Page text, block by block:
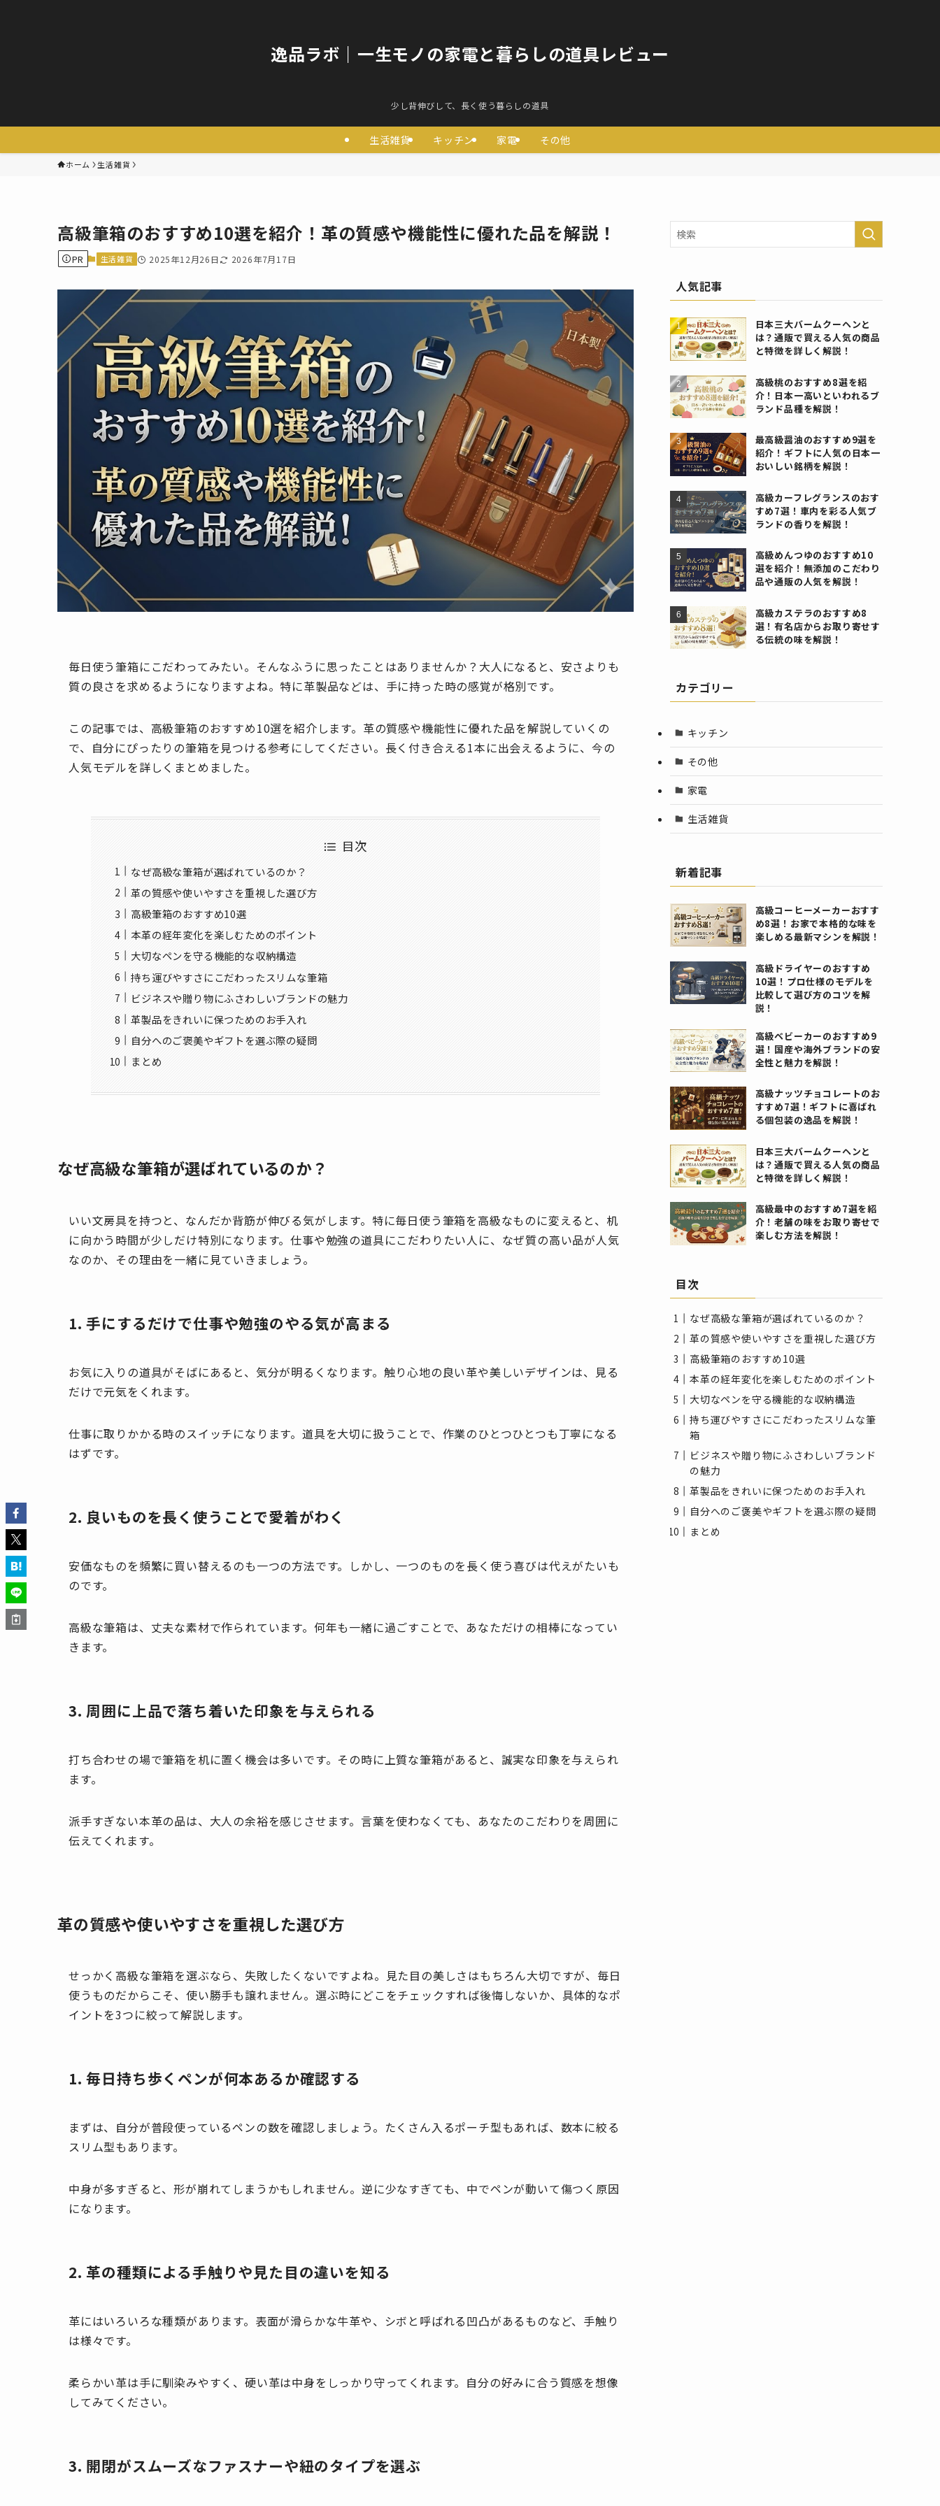
逸品ラボ｜一生モノの家電と暮らしの道具レビュー
少し背伸びして、長く使う暮らしの道具
生活雑貨 キッチン 家電 その他
ホーム 生活雑貨
高級筆箱のおすすめ10選を紹介！革の質感や機能性に優れた品を解説！
PR 生活雑貨 2025年12月26日 2026年7月17日
毎日使う筆箱にこだわってみたい。そんなふうに思ったことはありませんか？大人になると、安さよりも
質の良さを求めるようになりますよね。特に革製品などは、手に持った時の感覚が格別です。
この記事では、高級筆箱のおすすめ10選を紹介します。革の質感や機能性に優れた品を解説していくの
で、自分にぴったりの筆箱を見つける参考にしてください。長く付き合える1本に出会えるように、今の
人気モデルを詳しくまとめました。
目次
なぜ高級な筆箱が選ばれているのか？
革の質感や使いやすさを重視した選び方
高級筆箱のおすすめ10選
本革の経年変化を楽しむためのポイント
大切なペンを守る機能的な収納構造
持ち運びやすさにこだわったスリムな筆箱
ビジネスや贈り物にふさわしいブランドの魅力
革製品をきれいに保つためのお手入れ
自分へのご褒美やギフトを選ぶ際の疑問
まとめ
なぜ高級な筆箱が選ばれているのか？
いい文房具を持つと、なんだか背筋が伸びる気がします。特に毎日使う筆箱を高級なものに変えると、机
に向かう時間が少しだけ特別になります。仕事や勉強の道具にこだわりたい人に、なぜ質の高い品が人気
なのか、その理由を一緒に見ていきましょう。
1. 手にするだけで仕事や勉強のやる気が高まる
お気に入りの道具がそばにあると、気分が明るくなります。触り心地の良い革や美しいデザインは、見る
だけで元気をくれます。
仕事に取りかかる時のスイッチになります。道具を大切に扱うことで、作業のひとつひとつも丁寧になる
はずです。
2. 良いものを長く使うことで愛着がわく
安価なものを頻繁に買い替えるのも一つの方法です。しかし、一つのものを長く使う喜びは代えがたいも
のです。
高級な筆箱は、丈夫な素材で作られています。何年も一緒に過ごすことで、あなただけの相棒になってい
きます。
3. 周囲に上品で落ち着いた印象を与えられる
打ち合わせの場で筆箱を机に置く機会は多いです。その時に上質な筆箱があると、誠実な印象を与えられ
ます。
派手すぎない本革の品は、大人の余裕を感じさせます。言葉を使わなくても、あなたのこだわりを周囲に
伝えてくれます。
革の質感や使いやすさを重視した選び方
せっかく高級な筆箱を選ぶなら、失敗したくないですよね。見た目の美しさはもちろん大切ですが、毎日
使うものだからこそ、使い勝手も譲れません。選ぶ時にどこをチェックすれば後悔しないか、具体的なポ
イントを3つに絞って解説します。
1. 毎日持ち歩くペンが何本あるか確認する
まずは、自分が普段使っているペンの数を確認しましょう。たくさん入るポーチ型もあれば、数本に絞る
スリム型もあります。
中身が多すぎると、形が崩れてしまうかもしれません。逆に少なすぎても、中でペンが動いて傷つく原因
になります。
2. 革の種類による手触りや見た目の違いを知る
革にはいろいろな種類があります。表面が滑らかな牛革や、シボと呼ばれる凹凸があるものなど、手触り
は様々です。
柔らかい革は手に馴染みやすく、硬い革は中身をしっかり守ってくれます。自分の好みに合う質感を想像
してみてください。
3. 開閉がスムーズなファスナーや紐のタイプを選ぶ
人気記事
日本三大バームクーヘンと
は？通販で買える人気の商品
と特徴を詳しく解説！
高級桃のおすすめ8選を紹
介！日本一高いといわれるブ
ランド品種を解説！
最高級醤油のおすすめ9選を
紹介！ギフトに人気の日本一
おいしい銘柄を解説！
高級カーフレグランスのおす
すめ7選！車内を彩る人気ブ
ランドの香りを解説！
高級めんつゆのおすすめ10
選を紹介！無添加のこだわり
品や通販の人気を解説！
高級カステラのおすすめ8
選！有名店からお取り寄せす
る伝統の味を解説！
カテゴリー
キッチン
その他
家電
生活雑貨
新着記事
高級コーヒーメーカーおすす
め8選！お家で本格的な味を
楽しめる最新マシンを解説！
高級ドライヤーのおすすめ
10選！プロ仕様のモデルを
比較して選び方のコツを解
説！
高級ベビーカーのおすすめ9
選！国産や海外ブランドの安
全性と魅力を解説！
高級ナッツチョコレートのお
すすめ7選！ギフトに喜ばれ
る個包装の逸品を解説！
日本三大バームクーヘンと
は？通販で買える人気の商品
と特徴を詳しく解説！
高級最中のおすすめ7選を紹
介！老舗の味をお取り寄せで
楽しむ方法を解説！
目次
なぜ高級な筆箱が選ばれているのか？
革の質感や使いやすさを重視した選び方
高級筆箱のおすすめ10選
本革の経年変化を楽しむためのポイント
大切なペンを守る機能的な収納構造
持ち運びやすさにこだわったスリムな筆
箱
ビジネスや贈り物にふさわしいブランド
の魅力
革製品をきれいに保つためのお手入れ
自分へのご褒美やギフトを選ぶ際の疑問
まとめ